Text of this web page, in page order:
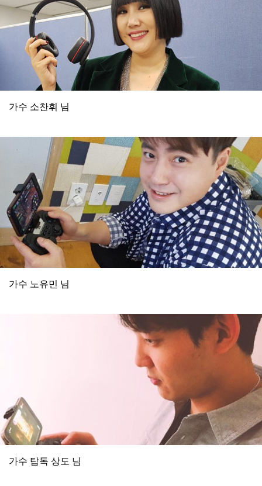
가수 소찬휘 님
가수 노유민 님
가수 탑독 상도 님